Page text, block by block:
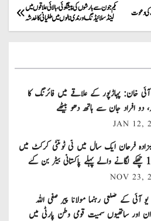
یکم جون سے بارشوں کی پیشگوئی، بالائی علاقوں میں
لینڈسلائیڈنگ اور ندی نالوں میں طغیانی کا خدشہ
دعوت
خان: پہاڑپور کے علاقے میں فائرنگ کا
دو افراد جان سے ہاتھ دھو بیٹھے
JAN 12,
فرحان ایک سال میں ٹی ٹوئنٹی کرکٹ میں
گئے
NOV 23,
آئی کے ضلعی رہنما مولانا پیر صفی اللہ
اور ساتھیوں سمیت قومی وطن پارٹی میں